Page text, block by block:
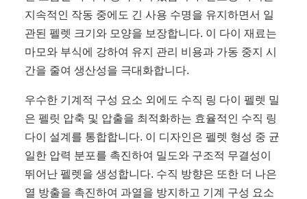
지속적인 작동 중에도 긴 사용 수명을 유지하면서 일
관된 펠렛 크기와 모양을 보장합니다. 이 다이 재료는
마모와 부식에 강하여 유지 관리 비용과 가동 중지 시
간을 줄여 생산성을 극대화합니다.
우수한 기계적 구성 요소 외에도 수직 링 다이 펠렛 밀
은 펠릿 압축 및 압출을 최적화하는 효율적인 수직 링
다이 설계를 통합합니다. 이 디자인은 펠렛 형성 중 균
일한 압력 분포를 촉진하여 밀도와 구조적 무결성이
뛰어난 펠렛을 생성합니다. 수직 방향은 또한 더 나은
열 방출을 촉진하여 과열을 방지하고 기계 구성 요소